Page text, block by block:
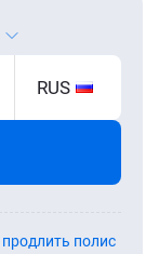
RUS
продлить полис